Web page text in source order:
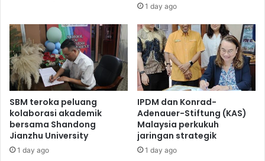
1 day ago
SBM teroka peluang
kolaborasi akademik
bersama Shandong
Jianzhu University
1 day ago
IPDM dan Konrad-
Adenauer-Stiftung (KAS)
Malaysia perkukuh
jaringan strategik
1 day ago